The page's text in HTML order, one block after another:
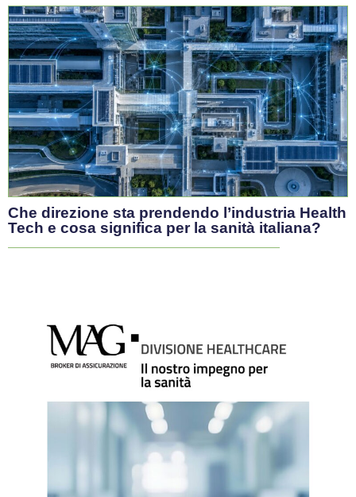
sanità che funziona meglio. Se siamo così privilegiati,
come mai nessuno vuole più fare il MMG?»
Giugno 16, 2026 / Tommaso Vesentini
#GovernanceSanitaria
Governance
Ogni neonato conta
Di fronte al calo demografico servono investimenti sulle
nascite e sulla neonatalità, afferma il presidente della SIN
Massimo Agosti. Al centro del confronto al Ministero della
Salute anche il riconoscimento della Neonatologia come
#GovernanceSanitaria
Governance
Spesa farmaceutica, nei primi undici mesi
del 2025 disavanzo di 4,1 miliardi rispetto
alle risorse programmate
Il monitoraggio AIFA evidenzia il rispetto del tetto della